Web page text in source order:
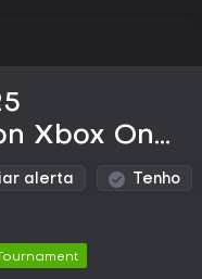
Xbox One
alerta Tenho